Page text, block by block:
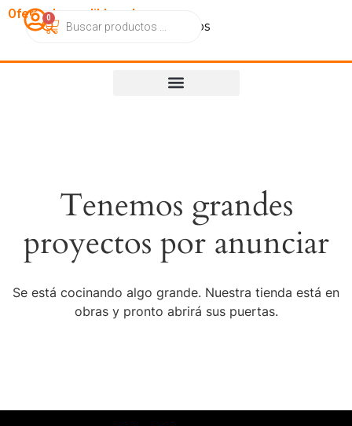
OfertasImperdibles.cl
CatálogoContactoNosotros
0
Tenemos grandes
proyectos por anunciar
Se está cocinando algo grande. Nuestra tienda está en
obras y pronto abrirá sus puertas.